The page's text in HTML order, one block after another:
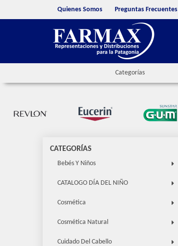
Quienes Somos Preguntas Frecuentes
Categorías
CATEGORÍAS
Bebés Y Niños
CATALOGO DÍA DEL NIÑO
Cosmética
Cosmética Natural
Cuidado Del Cabello